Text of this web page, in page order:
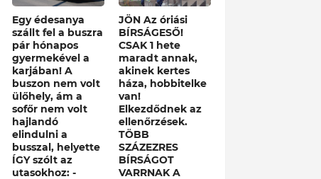
Egy édesanya
szállt fel a buszra
pár hónapos
gyermekével a
karjában! A
buszon nem volt
ülőhely, ám a
sofőr nem volt
hajlandó
elindulni a
busszal, helyette
ÍGY szólt az
utasokhoz: -
JÖN Az óriási
BÍRSÁGESŐ!
CSAK 1 hete
maradt annak,
akinek kertes
háza, hobbitelke
van!
Elkezdődnek az
ellenőrzések.
TÖBB
SZÁZEZRES
BÍRSÁGOT
VARRNAK A